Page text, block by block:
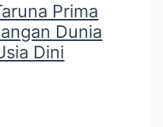
Prima
Dunia
Dini